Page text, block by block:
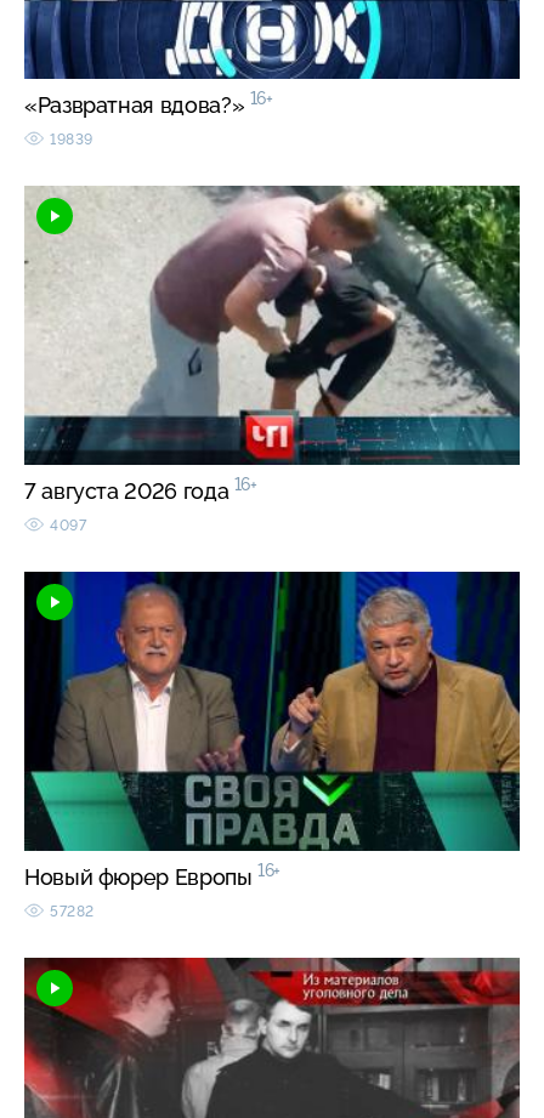
«Развратная вдова?» 16+
19839
7 августа 2026 года 16+
4097
Новый фюрер Европы 16+
57282